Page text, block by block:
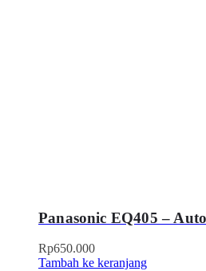
Panasonic EQ405 –
Rp650.000
Tambah ke keranjang